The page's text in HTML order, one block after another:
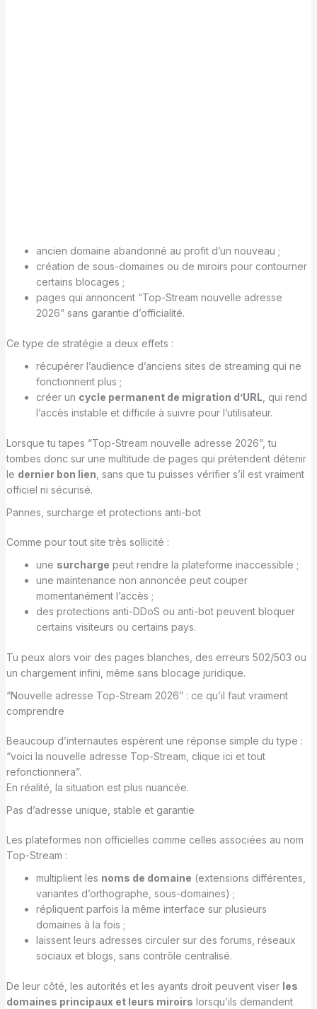
ancien domaine abandonné au profit d’un nouveau ;
création de sous-domaines ou de miroirs pour contourner
certains blocages ;
pages qui annoncent “Top-Stream nouvelle adresse
2026” sans garantie d’officialité.
Ce type de stratégie a deux effets :
récupérer l’audience d’anciens sites de streaming qui ne
fonctionnent plus ;
créer un cycle permanent de migration d’URL, qui rend
l’accès instable et difficile à suivre pour l’utilisateur.
Lorsque tu tapes “Top-Stream nouvelle adresse 2026”, tu
tombes donc sur une multitude de pages qui prétendent détenir
le dernier bon lien , sans que tu puisses vérifier s’il est vraiment
officiel ni sécurisé.
Pannes, surcharge et protections anti-bot
Comme pour tout site très sollicité :
une surcharge peut rendre la plateforme inaccessible ;
une maintenance non annoncée peut couper
momentanément l’accès ;
des protections anti-DDoS ou anti-bot peuvent bloquer
certains visiteurs ou certains pays.
Tu peux alors voir des pages blanches, des erreurs 502/503 ou
un chargement infini, même sans blocage juridique.
“Nouvelle adresse Top-Stream 2026” : ce qu’il faut vraiment
comprendre
Beaucoup d’internautes espèrent une réponse simple du type :
“voici la nouvelle adresse Top-Stream, clique ici et tout
refonctionnera”.
En réalité, la situation est plus nuancée.
Pas d’adresse unique, stable et garantie
Les plateformes non officielles comme celles associées au nom
Top-Stream :
multiplient les noms de domaine (extensions différentes,
variantes d’orthographe, sous-domaines) ;
répliquent parfois la même interface sur plusieurs
domaines à la fois ;
laissent leurs adresses circuler sur des forums, réseaux
sociaux et blogs, sans contrôle centralisé.
De leur côté, les autorités et les ayants droit peuvent viser les
domaines principaux et leurs miroirs lorsqu’ils demandent